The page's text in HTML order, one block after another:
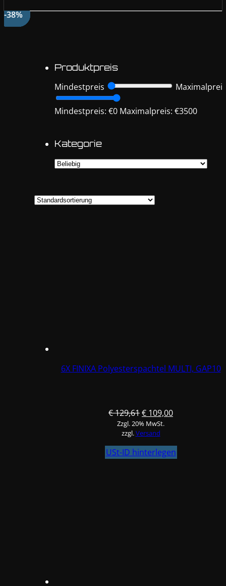
Produktpreis
Mindestpreis
Maximalpreis
Mindestpreis: €0 Maximalpreis: €3500
Kategorie
6X FINIXA Polyesterspachtel MULTI, GAP10
€129,61Ursprünglicher
Preis
war:
€ 129,61
€ 109,00Aktueller
€ 109,00.
Zzgl. 20% MwSt.
zzgl.Versand
USt-ID hinterlegen
-16%
-33%
-24%
-24%
-2%
-38%
-41%
-10%
-10%
-10%
-10%
-10%
-10%
-10%
-10%
-38%